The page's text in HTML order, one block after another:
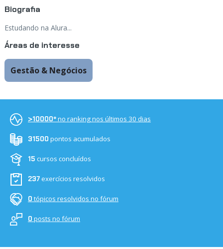
Biografia
Estudando na Alura...
Áreas de interesse
Gestão & Negócios
>10000ºno ranking nos últimos 30 dias
31500 pontos acumulados
15 cursos concluídos
237exercícios resolvidos
0 tópicos resolvidos no fórum
0 posts no fórum